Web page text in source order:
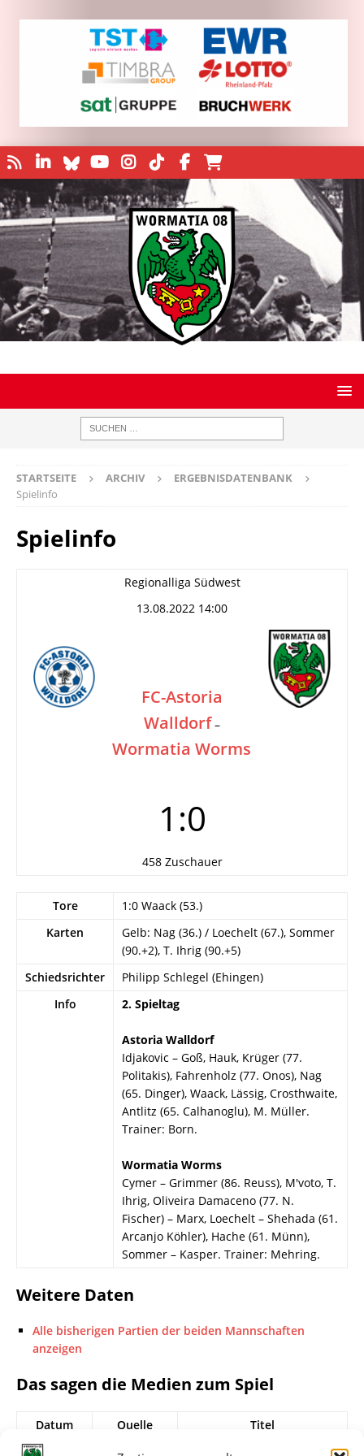
STARTSEITE ARCHIV
ERGEBNISDATENBANK
Spielinfo
Spielinfo
Regionalliga Südwest
13.08.2022 14:00
FC-Astoria
Walldorf –
Wormatia Worms
1:0
458 Zuschauer
Tore
1:0 Waack (53.)
Karten
Gelb: Nag (36.) / Loechelt (67.), Sommer
(90.+2), T. Ihrig (90.+5)
Schiedsrichter
Philipp Schlegel (Ehingen)
Info
2. Spieltag
Astoria Walldorf
Idjakovic – Goß, Hauk, Krüger (77.
Politakis), Fahrenholz (77. Onos), Nag
(65. Dinger), Waack, Lässig, Crosthwaite,
Antlitz (65. Calhanoglu), M. Müller.
Trainer: Born.
Wormatia Worms
Cymer – Grimmer (86. Reuss), M'voto, T.
Ihrig, Oliveira Damaceno (77. N.
Fischer) – Marx, Loechelt – Shehada (61.
Arcanjo Köhler), Hache (61. Münn),
Sommer – Kasper. Trainer: Mehring.
Weitere Daten
Alle bisherigen Partien der beiden Mannschaften
anzeigen
Das sagen die Medien zum Spiel
Datum Quelle
Titel
14.08.2022
FuPa.net Wormatia: Gute Leistung,